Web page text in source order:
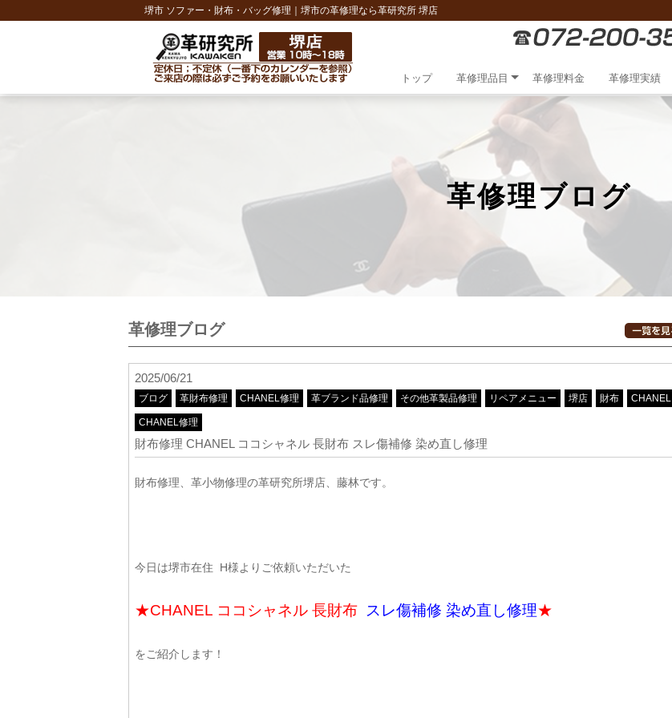
堺市 ソファー・財布・バッグ修理｜堺市の革修理なら革研究所 堺店
トップ 革修理品目 革修理料金 革修理実績
革修理ブログ
革修理ブログ
2025/06/21
ブログ 革財布修理 CHANEL修理 革ブランド品修理 その他革製品修理 リペアメニュー 堺店 財布 CHANEL
CHANEL修理
財布修理 CHANEL ココシャネル 長財布 スレ傷補修 染め直し修理
財布修理、革小物修理の革研究所堺店、藤林です。
今日は堺市在住 H様よりご依頼いただいた
★CHANEL ココシャネル 長財布 スレ傷補修 染め直し修理★
をご紹介します！